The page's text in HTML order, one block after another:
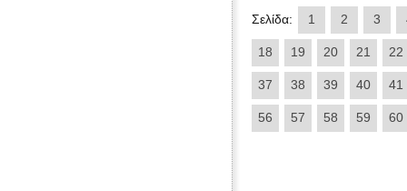
Σελίδα: 1 2 3
18 19 20 21 22
37 38 39 40 41
56 57 58 59 60